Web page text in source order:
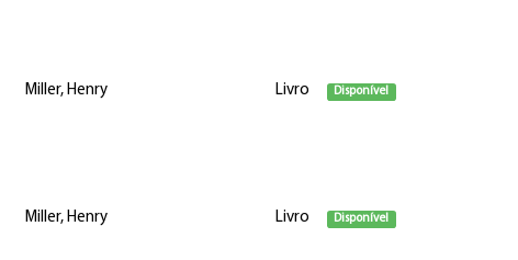
Miller, Henry Livro Disponível
Miller, Henry Livro Disponível